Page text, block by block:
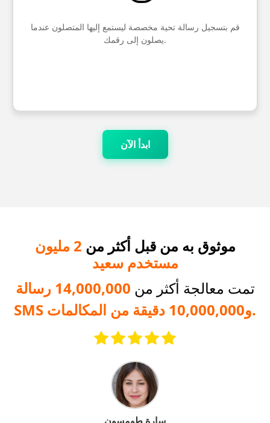
قم بتسجيل رسالة تحية مخصصة ليستمع إليها المتصلون عندما
يصلون إلى رقمك.
ابدأ الآن
موثوق به من قبل أكثر من
2 مليون
مستخدم سعيد
تمت معالجة أكثر من
14,000,000 رسالة
SMS و10,000,000 دقيقة من المكالمات.